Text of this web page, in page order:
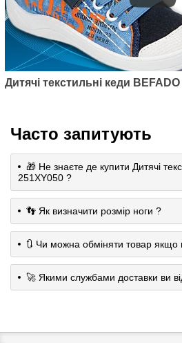
Дитячі текстильні кеди
Часто запитують
🎁 Не знаєте де купити Дитячі
251XY050 ?
👣 Як визначити розмір ноги ?
🔃 Чи можна обміняти товар якщо
🚀 Якими службами доставки ви